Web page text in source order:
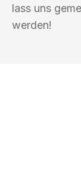
lass uns
werden!